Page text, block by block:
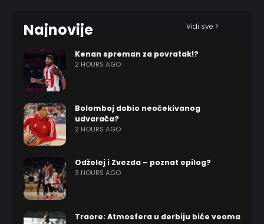
Najnovije Vidi sve >
Kenan spreman za povratak!?
2 HOURS AGO
Bolomboj dobio neočekivanog
udvarača?
2 HOURS AGO
Odželej i Zvezda – poznat epilog?
3 HOURS AGO
Traore: Atmosfera u derbiju biće veoma